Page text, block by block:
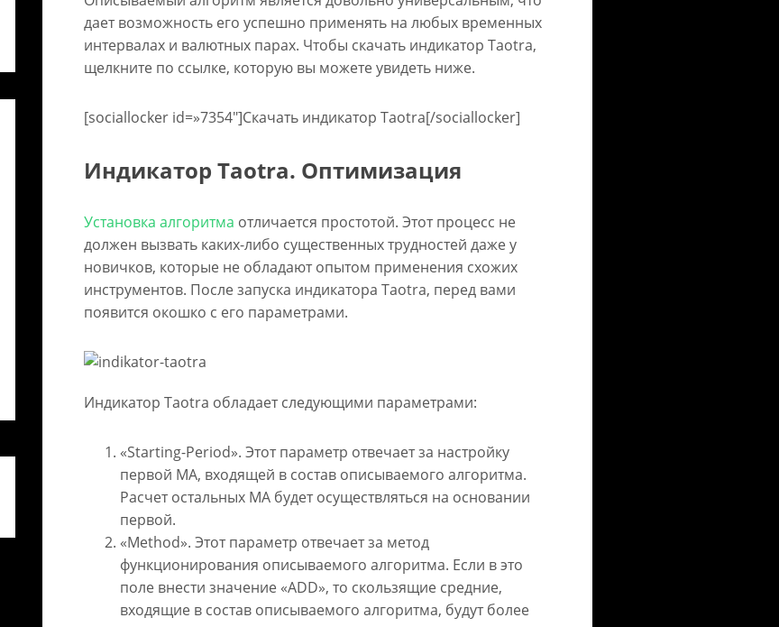
дает возможность его успешно применять на любых временных
интервалах и валютных парах. Чтобы скачать индикатор Taotra,
щелкните по ссылке, которую вы можете увидеть ниже.
[sociallocker id=»7354″]Скачать индикатор Taotra[/sociallocker]
Индикатор Taotra. Оптимизация
Установка алгоритма отличается простотой. Этот процесс не
должен вызвать каких-либо существенных трудностей даже у
новичков, которые не обладают опытом применения схожих
инструментов. После запуска индикатора Taotra, перед вами
появится окошко с его параметрами.
Индикатор Taotra обладает следующими параметрами:
«Starting-Period». Этот параметр отвечает за настройку
первой MA, входящей в состав описываемого алгоритма.
Расчет остальных MA будет осуществляться на основании
первой.
«Method». Этот параметр отвечает за метод
функционирования описываемого алгоритма. Если в это
поле внести значение «ADD», то скользящие средние,
входящие в состав описываемого алгоритма, будут более